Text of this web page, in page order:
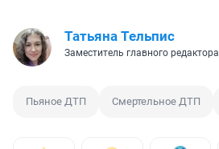
Татьяна Тельпис
Заместитель главного редактора
Пьяное ДТП Смертельное ДТП